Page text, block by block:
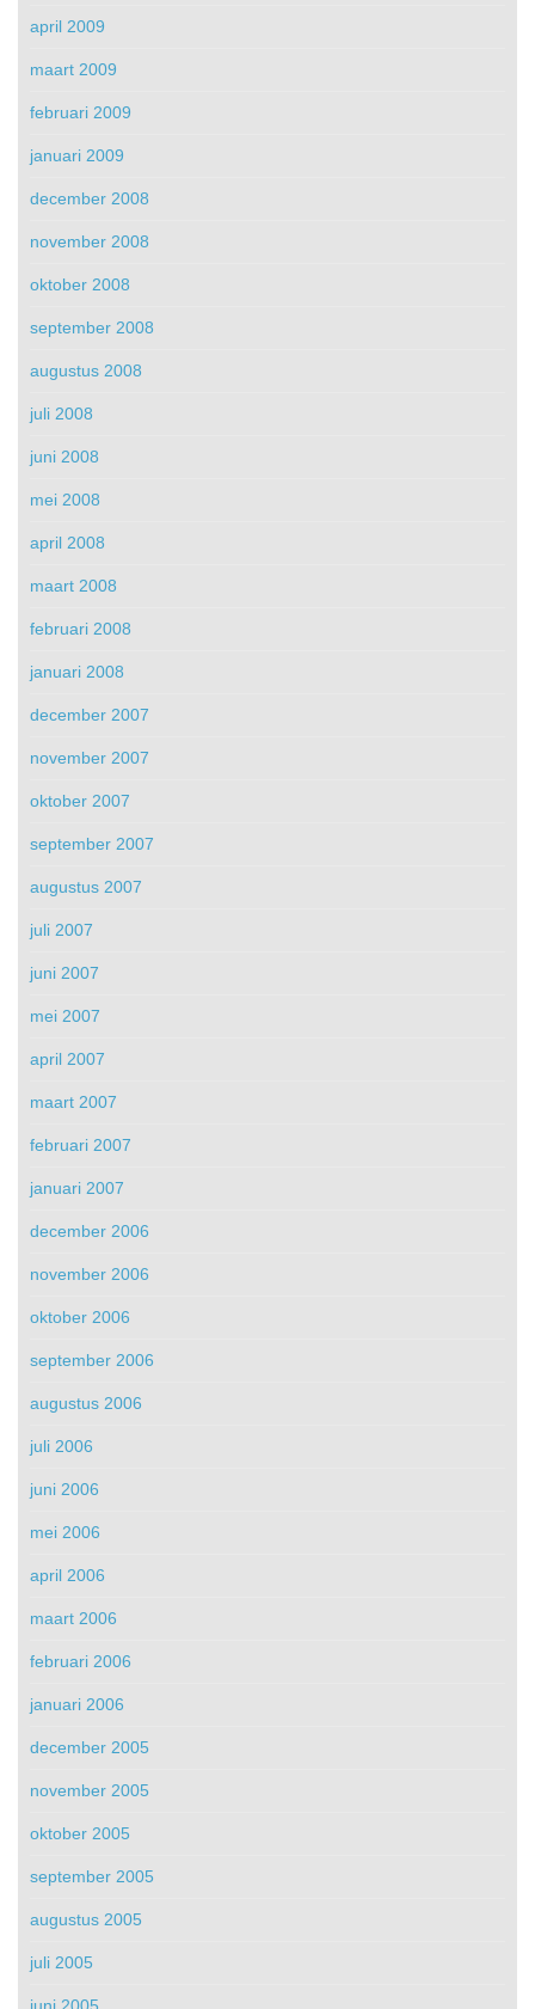
april 2009
maart 2009
februari 2009
januari 2009
december 2008
november 2008
oktober 2008
september 2008
augustus 2008
juli 2008
juni 2008
mei 2008
april 2008
maart 2008
februari 2008
januari 2008
december 2007
november 2007
oktober 2007
september 2007
augustus 2007
juli 2007
juni 2007
mei 2007
april 2007
maart 2007
februari 2007
januari 2007
december 2006
november 2006
oktober 2006
september 2006
augustus 2006
juli 2006
juni 2006
mei 2006
april 2006
maart 2006
februari 2006
januari 2006
december 2005
november 2005
oktober 2005
september 2005
augustus 2005
juli 2005